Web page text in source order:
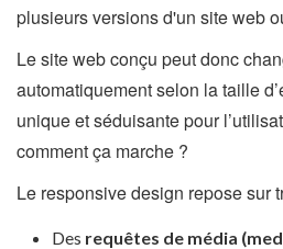
plusieurs versions d'un site web
Le site web conçu peut donc
automatiquement selon la taille
unique et séduisante pour
comment ça marche ?
Le responsive design repose sur
Des requêtes de média